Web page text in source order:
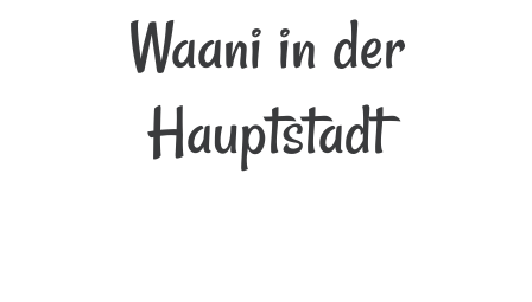
Waani in der
Hauptstadt